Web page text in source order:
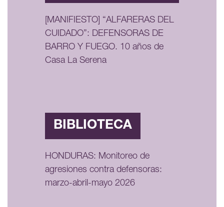
[MANIFIESTO] “ALFARERAS DEL
CUIDADO”: DEFENSORAS DE
BARRO Y FUEGO. 10 años de
Casa La Serena
BIBLIOTECA
HONDURAS: Monitoreo de
agresiones contra defensoras:
marzo-abril-mayo 2026